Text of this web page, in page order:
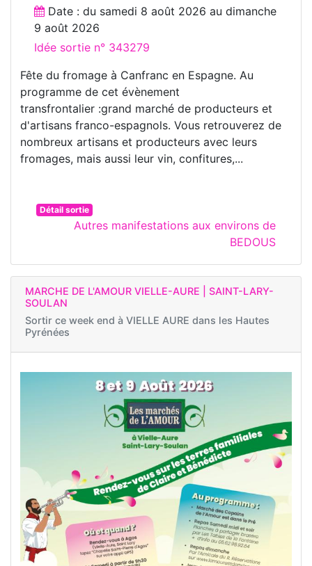
Date : du samedi 8 août 2026 au dimanche
9 août 2026
Idée sortie n° 343279
Fête du fromage à Canfranc en Espagne. Au
programme de cet évènement
transfrontalier :grand marché de producteurs et
d'artisans franco-espagnols. Vous retrouverez de
nombreux artisans et producteurs avec leurs
fromages, mais aussi leur vin, confitures,...
Détail sortie
Autres manifestations aux environs de
BEDOUS
MARCHE DE L'AMOUR VIELLE-AURE | SAINT-LARY-
SOULAN
Sortir ce week end à VIELLE AURE dans les Hautes
Pyrénées